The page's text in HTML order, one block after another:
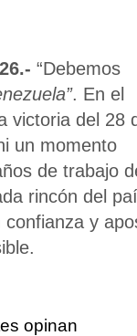
“Debemos
. En el
victoria del 28
un momento
de trabajo
rincón del
y
opinan